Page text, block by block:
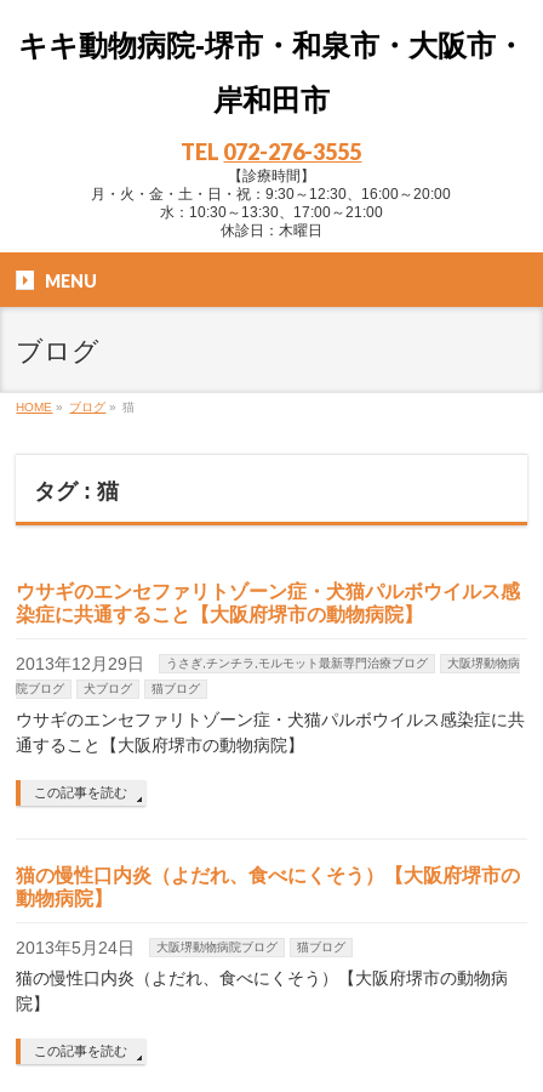
キキ動物病院-堺市・和泉市・大阪市・
岸和田市
TEL 072-276-3555
【診療時間】
月・火・金・土・日・祝：9:30～12:30、16:00～20:00
水：10:30～13:30、17:00～21:00
休診日：木曜日
MENU
ブログ
HOME » ブログ » 猫
タグ : 猫
ウサギのエンセファリトゾーン症・犬猫パルボウイルス感
染症に共通すること【大阪府堺市の動物病院】
2013年12月29日 うさぎ,チンチラ,モルモット最新専門治療ブログ
大阪堺動物病
院ブログ
犬ブログ 猫ブログ
ウサギのエンセファリトゾーン症・犬猫パルボウイルス感染症に共
通すること【大阪府堺市の動物病院】
この記事を読む
猫の慢性口内炎（よだれ、食べにくそう）【大阪府堺市の
動物病院】
2013年5月24日 大阪堺動物病院ブログ 猫ブログ
猫の慢性口内炎（よだれ、食べにくそう）【大阪府堺市の動物病
院】
この記事を読む